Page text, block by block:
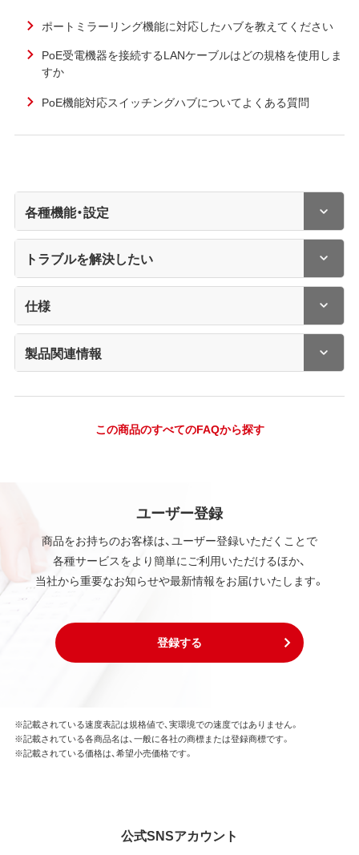
ポートミラーリング機能に対応したハブを教えてください
PoE受電機器を接続するLANケーブルはどの規格を使用しま
すか
PoE機能対応スイッチングハブについてよくある質問
各種機能・設定
トラブルを解決したい
仕様
製品関連情報
この商品のすべてのFAQから探す
ユーザー登録
商品をお持ちのお客様は、ユーザー登録いただくことで
各種サービスをより簡単にご利用いただけるほか、
当社から重要なお知らせや最新情報をお届けいたします。
登録する
※記載されている速度表記は規格値で、実環境での速度ではありません。
※記載されている各商品名は、一般に各社の商標または登録商標です。
※記載されている価格は、希望小売価格です。
公式SNSアカウント